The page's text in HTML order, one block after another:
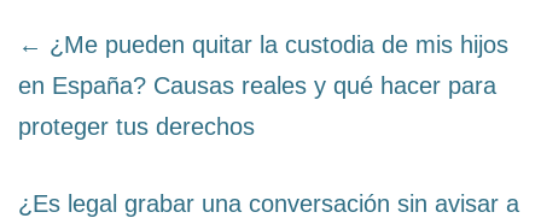
← ¿Me pueden quitar la custodia de mis hijos
en España? Causas reales y qué hacer para
proteger tus derechos
¿Es legal grabar una conversación sin avisar a